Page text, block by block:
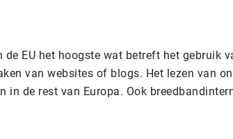
de EU het hoogste wat betreft het gebruik
van websites of blogs. Het lezen van
in de rest van Europa. Ook